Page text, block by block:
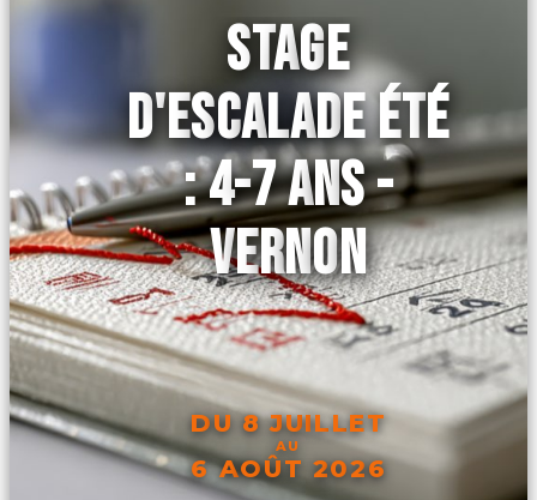
STAGE
D'ESCALADE ÉTÉ
: 4-7 ANS -
VERNON
DU 8 JUILLET
AU
6 AOÛT 2026